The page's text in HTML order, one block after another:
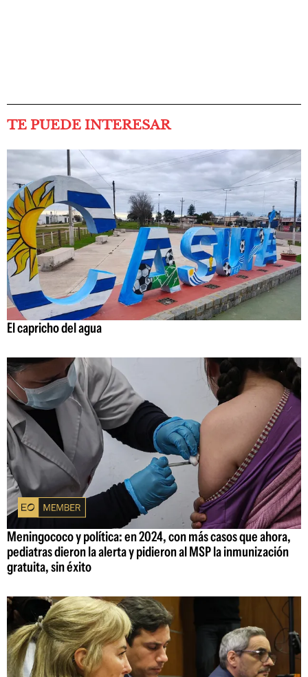
TE PUEDE INTERESAR
El capricho del agua
Meningococo y política: en 2024, con más casos que ahora,
pediatras dieron la alerta y pidieron al MSP la inmunización
gratuita, sin éxito